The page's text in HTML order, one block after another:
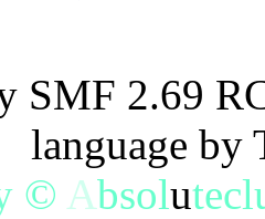
SMF 2.69
language
© Absolutecl